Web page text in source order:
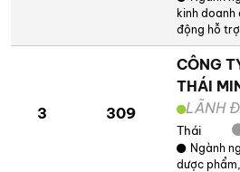
kinh
động hỗ trợ
3 309
CÔNG
THÁI
LÃNH
Thái
Ngành
dược